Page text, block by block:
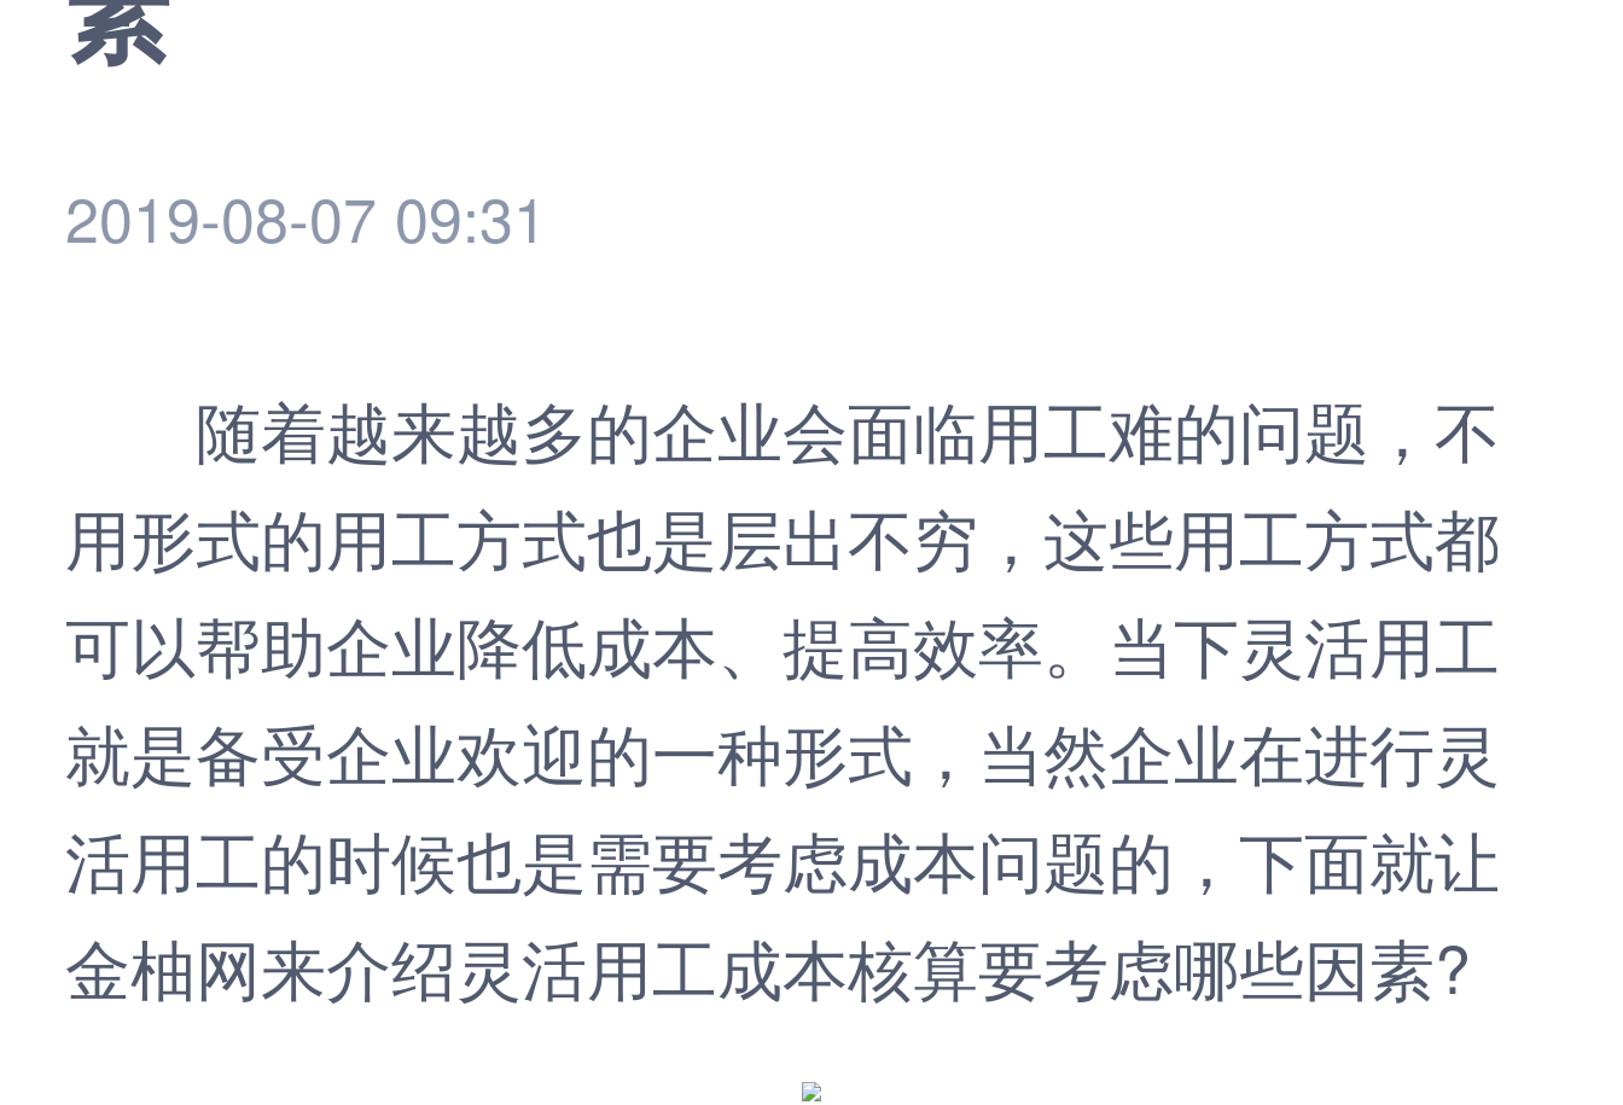
2019-08-07 09:31
随着越来越多的企业会面临用工难的问题，不
用形式的用工方式也是层出不穷，这些用工方式都
可以帮助企业降低成本、提高效率。当下灵活用工
就是备受企业欢迎的一种形式，当然企业在进行灵
活用工的时候也是需要考虑成本问题的，下面就让
金柚网来介绍灵活用工成本核算要考虑哪些因素?